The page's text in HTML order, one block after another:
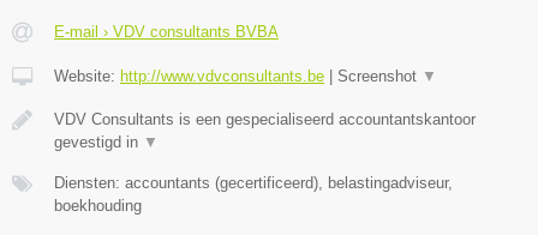
E-mail › VDV consultants BVBA
Website: http://www.vdvconsultants.be | Screenshot ▼
VDV Consultants is een gespecialiseerd accountantskantoor
gevestigd in ▼
Diensten: accountants (gecertificeerd), belastingadviseur,
boekhouding